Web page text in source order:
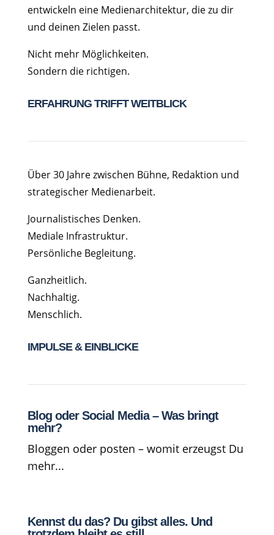
entwickeln eine Medienarchitektur, die zu dir
und deinen Zielen passt.
Nicht mehr Möglichkeiten.
Sondern die richtigen.
ERFAHRUNG TRIFFT WEITBLICK
Über 30 Jahre zwischen Bühne, Redaktion und
strategischer Medienarbeit.
Journalistisches Denken.
Mediale Infrastruktur.
Persönliche Begleitung.
Ganzheitlich.
Nachhaltig.
Menschlich.
IMPULSE & EINBLICKE
Blog oder Social Media – Was bringt
mehr?
Bloggen oder posten – womit erzeugst Du
mehr...
Kennst du das? Du gibst alles. Und